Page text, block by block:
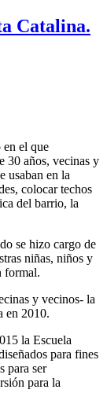
Catalina.
en el que
30 años, vecinas y
usaban en la
colocar techos
del barrio, la
se hizo cargo de
niñas, niños y
formal.
y vecinos- la
en 2010.
la Escuela
para fines
para ser
para la